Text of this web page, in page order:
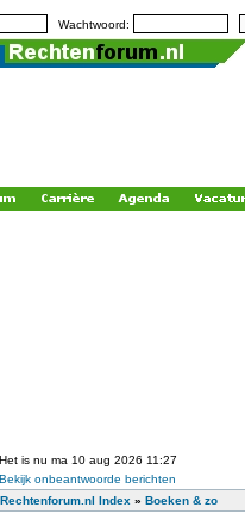
Wachtwoord:
Het is nu ma 10 aug 2026 11:27
Bekijk onbeantwoorde berichten
Rechtenforum.nl Index » Boeken & zo